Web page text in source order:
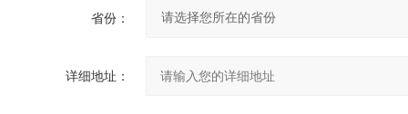
省份：
详细地址：